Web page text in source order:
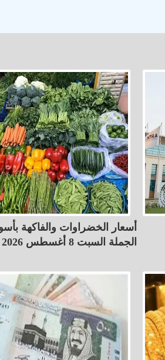
أسعار الخضراوات والفاكهة
الجملة السبت 8 أغسطس 2026